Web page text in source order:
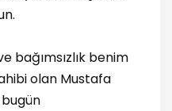
bağımsızlık benim
olan Mustafa